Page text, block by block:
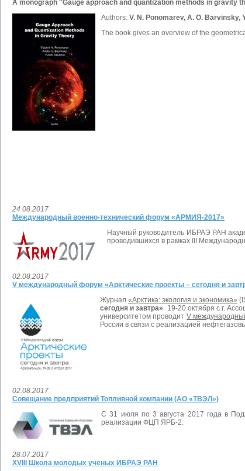
A monograph "Gauge approach and quantization methods in gravity
Authors: V. N. Ponomarev, A. O. Barvinsky,
The book gives an overview of the
24.08.2017
Международный военно-технический форум «АРМИЯ-2017»
Научный руководитель ИБРАЭ РАН
проводившихся в рамках III
02.08.2017
V международный форум «Арктические проекты – сегодня и
Журнал «Арктика: экология и экономика»
сегодня и завтра». 19-20 октября с.г.
университетом проводит V
России в связи с реализацией
02.08.2017
Совещание предприятий Топливной компании (АО «ТВЭЛ»)
С 31 июля по 3 августа 2017 года в
реализации ФЦП ЯРБ-2.
28.07.2017
XVIII Школа молодых учёных ИБРАЭ РАН